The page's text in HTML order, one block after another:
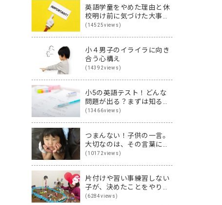
英語学童をやめた理由と休
校明け前に気づけた大事な
こと
(14525views)
小４男子のイライラに向き
合う心構え
(14392views)
小5の英語テスト！どんな
問題が出る？まずは知るこ
とから始めよう♪
(13466views)
つまんない！子供の一言。
大切なのは、その言葉に隠
された裏の本音です
(10172views)
片付けや習い事練習しない
子が、決めたことをやり切
る子に変身！その方法は？
(6284views)